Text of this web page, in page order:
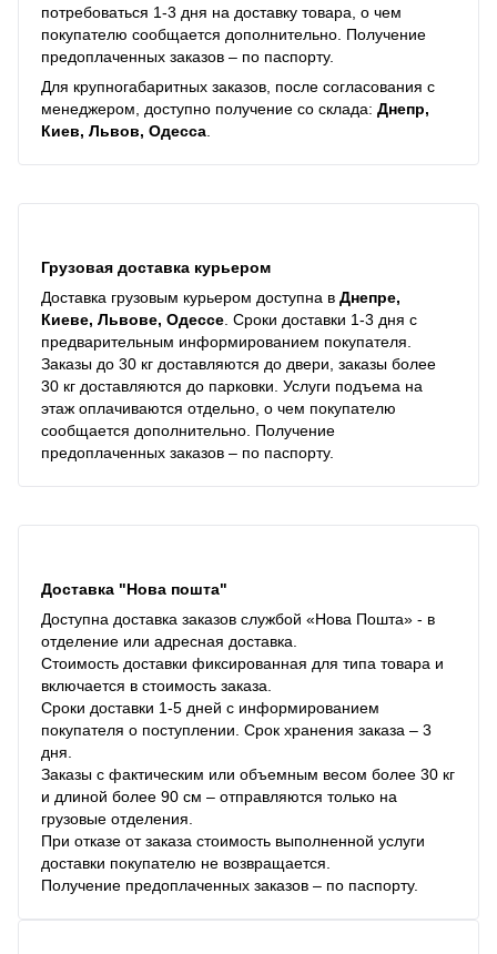
потребоваться 1-3 дня на доставку товара, о чем
покупателю сообщается дополнительно. Получение
предоплаченных заказов – по паспорту.
Для крупногабаритных заказов, после согласования с
менеджером, доступно получение со склада: Днепр,
Киев, Львов, Одесса
Грузовая доставка курьером
Доставка грузовым курьером доступна в Днепре,
Киеве, Львове, Одессе . Сроки доставки 1-3 дня с
предварительным информированием покупателя.
Заказы до 30 кг доставляются до двери, заказы более
30 кг доставляются до парковки. Услуги подъема на
этаж оплачиваются отдельно, о чем покупателю
сообщается дополнительно. Получение
предоплаченных заказов – по паспорту.
Доставка "Нова пошта"
Доступна доставка заказов службой «Нова Пошта» - в
отделение или адресная доставка.
Стоимость доставки фиксированная для типа товара и
включается в стоимость заказа.
Сроки доставки 1-5 дней с информированием
покупателя о поступлении. Срок хранения заказа – 3
дня.
Заказы с фактическим или объемным весом более 30 кг
и длиной более 90 см – отправляются только на
грузовые отделения.
При отказе от заказа стоимость выполненной услуги
доставки покупателю не возвращается.
Получение предоплаченных заказов – по паспорту.